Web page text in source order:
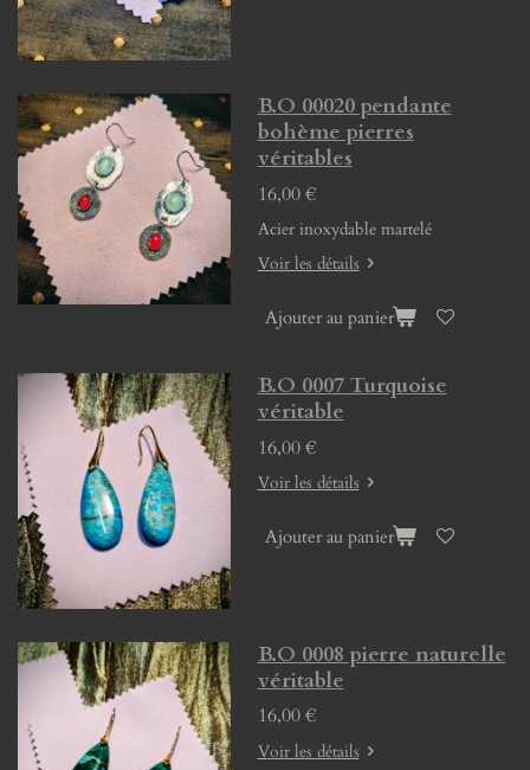
B.O 00020 pendante
bohème pierres
véritables
16,00 €
Acier inoxydable martelé
Voir les détails
Ajouter au panier
B.O 0007 Turquoise
véritable
16,00 €
Voir les détails
Ajouter au panier
B.O 0008 pierre naturelle
véritable
16,00 €
Voir les détails